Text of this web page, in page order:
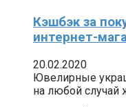
Кэшбэк за
интернет-
20.02.2020
Ювелирные
на любой случай